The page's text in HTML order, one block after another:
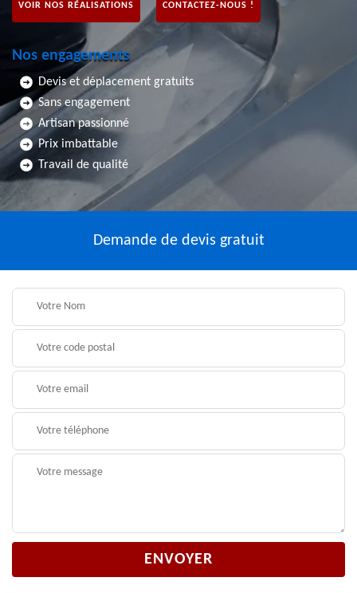
VOIR NOS RÉALISATIONS CONTACTEZ-NOUS !
Nos engagements
Devis et déplacement gratuits
Sans engagement
Artisan passionné
Prix imbattable
Travail de qualité
Demande de devis gratuit